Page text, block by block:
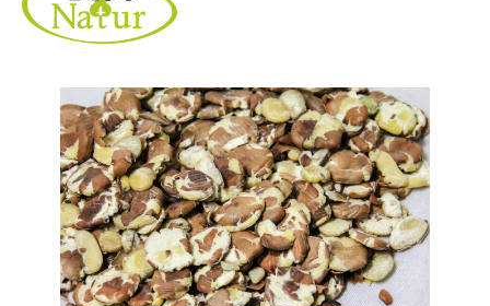
Bildergalerie überspringen